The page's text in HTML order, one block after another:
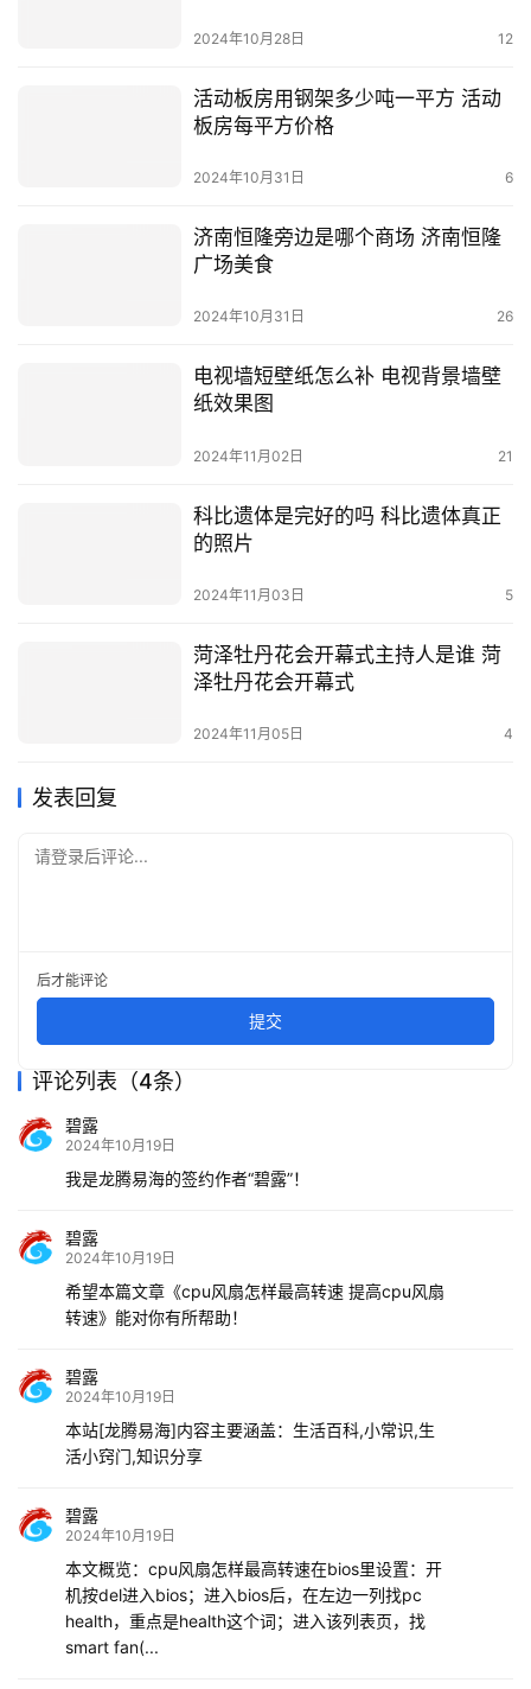
2024年10月28日 12
活动板房用钢架多少吨一平方 活动
板房每平方价格
2024年10月31日 6
济南恒隆旁边是哪个商场 济南恒隆
广场美食
2024年10月31日 26
电视墙短壁纸怎么补 电视背景墙壁
纸效果图
2024年11月02日 21
科比遗体是完好的吗 科比遗体真正
的照片
2024年11月03日 5
菏泽牡丹花会开幕式主持人是谁 菏
泽牡丹花会开幕式
2024年11月05日 4
发表回复
请登录后评论...
后才能评论
提交
评论列表（4条）
碧露
2024年10月19日
我是龙腾易海的签约作者“碧露”！
碧露
2024年10月19日
希望本篇文章《cpu风扇怎样最高转速 提高cpu风扇
转速》能对你有所帮助！
碧露
2024年10月19日
本站[龙腾易海]内容主要涵盖：生活百科,小常识,生
活小窍门,知识分享
碧露
2024年10月19日
本文概览：cpu风扇怎样最高转速在bios里设置：开
机按del进入bios；进入bios后，在左边一列找pc
health，重点是health这个词；进入该列表页，找
smart fan(...